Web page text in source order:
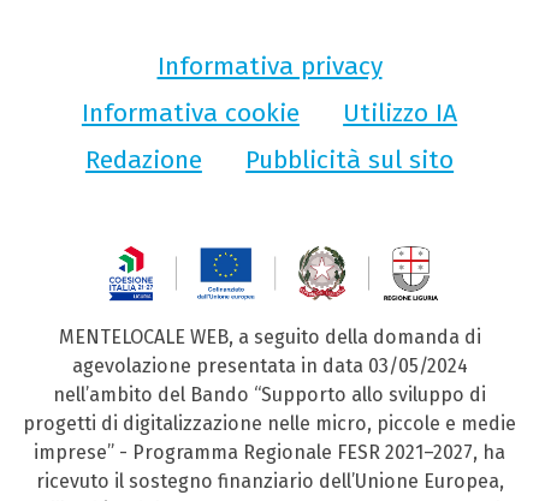
Informativa privacy
Informativa cookie
Utilizzo IA
Redazione
Pubblicità sul sito
MENTELOCALE WEB, a seguito della domanda di
agevolazione presentata in data 03/05/2024
nell’ambito del Bando “Supporto allo sviluppo di
progetti di digitalizzazione nelle micro, piccole e medie
imprese” - Programma Regionale FESR 2021–2027, ha
ricevuto il sostegno finanziario dell’Unione Europea,